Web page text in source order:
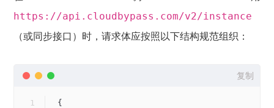
https://api.cloudbypass.com/v2/instance
（或同步接口）时，请求体应按照以下结构规范组织：
{
复制